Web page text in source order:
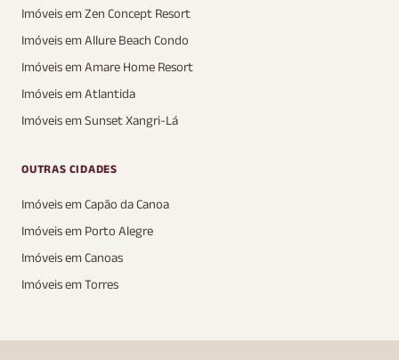
Imóveis em Zen Concept Resort
Imóveis em Allure Beach Condo
Imóveis em Amare Home Resort
Imóveis em Atlantida
Imóveis em Sunset Xangri-Lá
OUTRAS CIDADES
Imóveis em Capão da Canoa
Imóveis em Porto Alegre
Imóveis em Canoas
Imóveis em Torres